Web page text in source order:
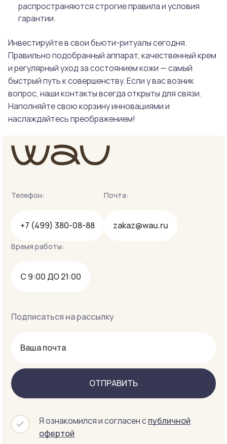
распространяются строгие правила и условия
гарантии.
Инвестируйте в свои бьюти-ритуалы сегодня.
Правильно подобранный аппарат, качественный крем
и регулярный уход за состоянием кожи — самый
быстрый путь к совершенству. Если у вас возник
вопрос, наши контакты всегда открыты для связи.
Наполняйте свою корзину инновациями и
наслаждайтесь преображением!
Телефон:
+7 (499) 380-08-88
Почта:
zakaz@wau.ru
Время работы:
С 9:00 ДО 21:00
Подписаться на рассылку
ОТПРАВИТЬ
Я ознакомился и согласен спубличной
офертой